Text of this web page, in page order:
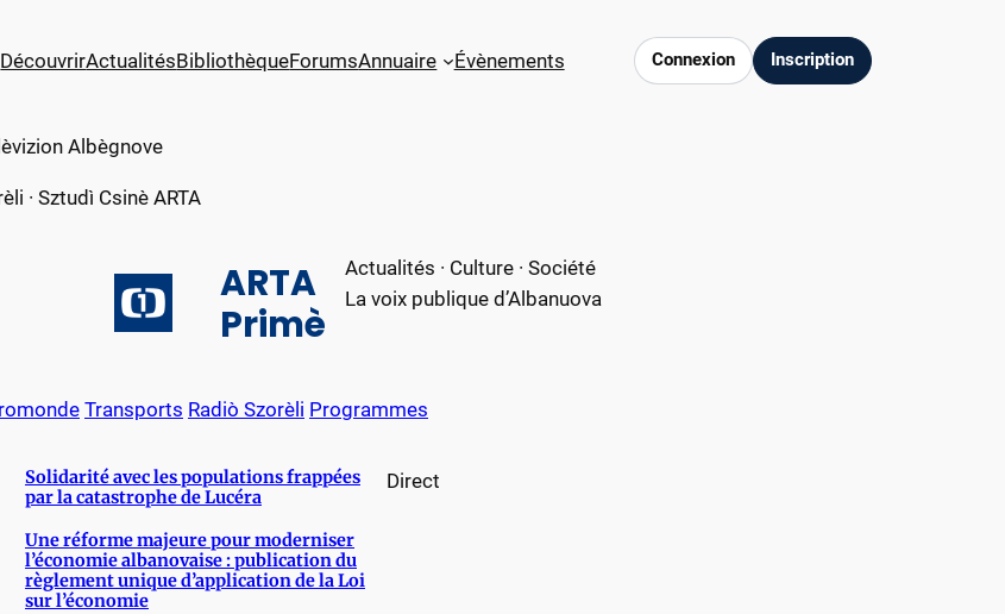
DécouvrirActualitésBibliothèqueForumsAnnuaire Évènements Connexion Inscription
Albègnove
· Sztudì Csinè ARTA
ARTA
Primè
Actualités · Culture · Société
La voix publique d’Albanuova
Transports Radiò Szorèli Programmes
Solidarité avec les populations frappées
par la catastrophe de Lucéra
Une réforme majeure pour moderniser
l’économie albanovaise : publication du
règlement unique d’application de la Loi
sur l’économie
Direct